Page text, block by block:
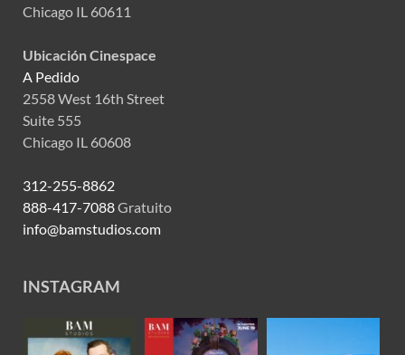
Chicago IL 60611
Ubicación Cinespace
A Pedido
2558 West 16th Street
Suite 555
Chicago IL 60608
312-255-8862
888-417-7088Gratuito
info@bamstudios.com
INSTAGRAM